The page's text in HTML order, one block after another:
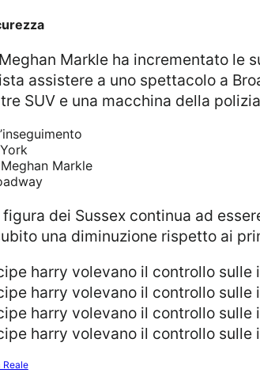
assistere a uno spettacolo a
SUV e una macchina della
Markle
una diminuzione rispetto ai
Reale